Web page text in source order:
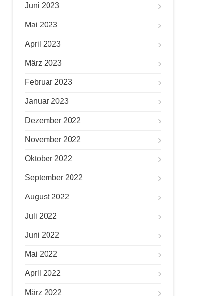
Juni 2023
Mai 2023
April 2023
März 2023
Februar 2023
Januar 2023
Dezember 2022
November 2022
Oktober 2022
September 2022
August 2022
Juli 2022
Juni 2022
Mai 2022
April 2022
März 2022